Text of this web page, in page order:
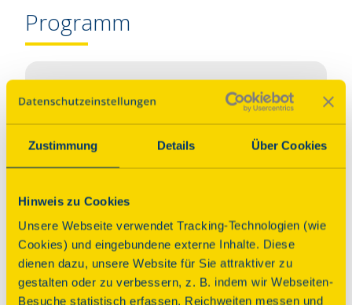
Zustimmung Details Über Cookies
Hinweis zu Cookies
Unsere Webseite verwendet Tracking-Technologien (wie
Cookies) und eingebundene externe Inhalte. Diese
dienen dazu, unsere Website für Sie attraktiver zu
gestalten oder zu verbessern, z. B. indem wir Webseiten-
Besuche statistisch erfassen, Reichweiten messen und
Programm
Freibad und Denkmal:
Grugabad Essen – Ort für alle
Sonntag, 13.09.2026 11:00 Uhr
Minuten
Sonntag, 13.09.2026 13:00 Uhr| Dauer:80
Minuten
Sonntag, 13.09.2026 15:00 Uhr| Dauer:80